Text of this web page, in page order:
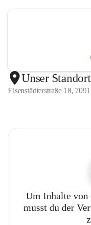
Unser Standort
Eisenstädterstraße 18,
Um Inhalte von
musst du der